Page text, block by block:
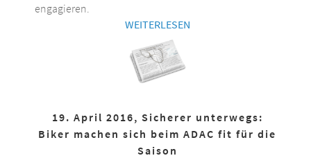
engagieren.
WEITERLESEN
19. April 2016, Sicherer unterwegs:
Biker machen sich beim ADAC fit für die
Saison